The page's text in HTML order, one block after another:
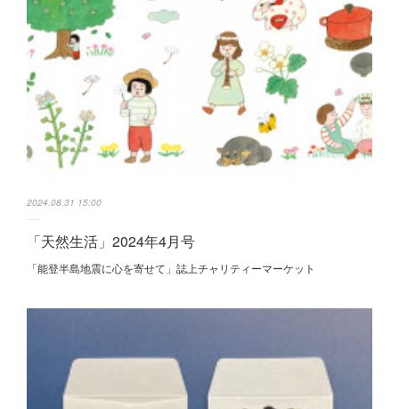
2024.08.31 15:00
「天然生活」2024年4月号
「能登半島地震に心を寄せて」誌上チャリティーマーケット